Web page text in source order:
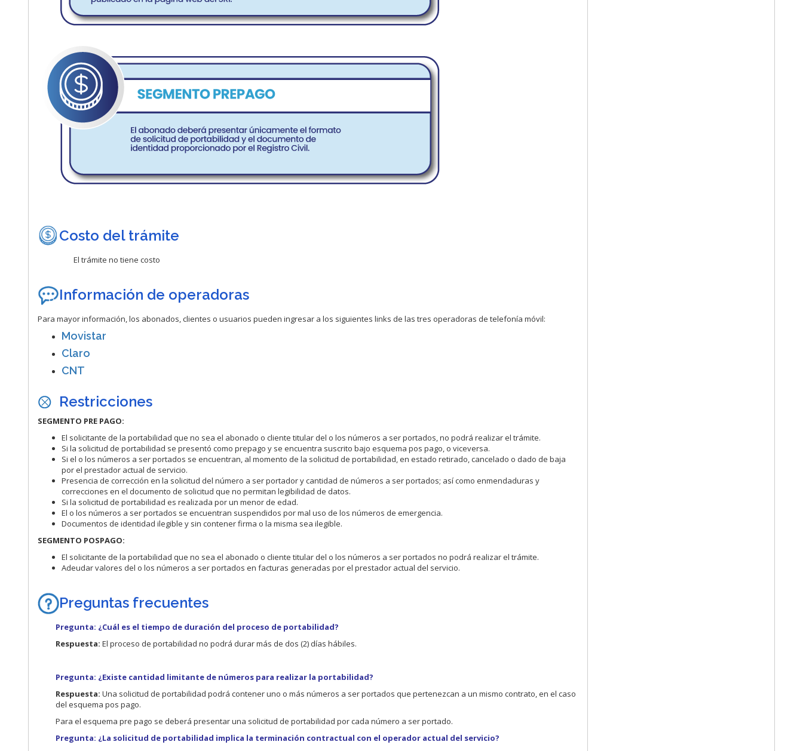
Costo del trámite
El trámite no tiene costo
Información de operadoras
Para mayor información, los abonados, clientes o usuarios pueden ingresar a los siguientes links de las tres operadoras de telefonía móvil:
Movistar
Claro
CNT
Restricciones
SEGMENTO PRE PAGO:
El solicitante de la portabilidad que no sea el abonado o cliente titular del o los números a ser portados, no podrá realizar el trámite.
Si la solicitud de portabilidad se presentó como prepago y se encuentra suscrito bajo esquema pos pago, o viceversa.
Si el o los números a ser portados se encuentran, al momento de la solicitud de portabilidad, en estado retirado, cancelado o dado de baja
por el prestador actual de servicio.
Presencia de corrección en la solicitud del número a ser portador y cantidad de números a ser portados; así como enmendaduras y
correcciones en el documento de solicitud que no permitan legibilidad de datos.
Si la solicitud de portabilidad es realizada por un menor de edad.
El o los números a ser portados se encuentran suspendidos por mal uso de los números de emergencia.
Documentos de identidad ilegible y sin contener firma o la misma sea ilegible.
SEGMENTO POSPAGO:
El solicitante de la portabilidad que no sea el abonado o cliente titular del o los números a ser portados no podrá realizar el trámite.
Adeudar valores del o los números a ser portados en facturas generadas por el prestador actual del servicio.
Preguntas frecuentes
Pregunta: ¿Cuál es el tiempo de duración del proceso de portabilidad?
Respuesta: El proceso de portabilidad no podrá durar más de dos (2) días hábiles.
Pregunta: ¿Existe cantidad limitante de números para realizar la portabilidad?
Respuesta: Una solicitud de portabilidad podrá contener uno o más números a ser portados que pertenezcan a un mismo contrato, en el caso
del esquema pos pago.
Para el esquema pre pago se deberá presentar una solicitud de portabilidad por cada número a ser portado.
Pregunta: ¿La solicitud de portabilidad implica la terminación contractual con el operador actual del servicio?